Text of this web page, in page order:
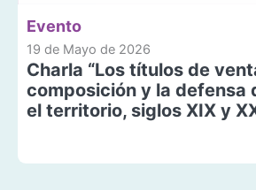
Evento
19 de Mayo de 2026
Charla “Los títulos de
composición y la defensa
el territorio, siglos XIX y